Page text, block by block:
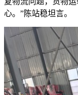
心。”陈站稳坦言。